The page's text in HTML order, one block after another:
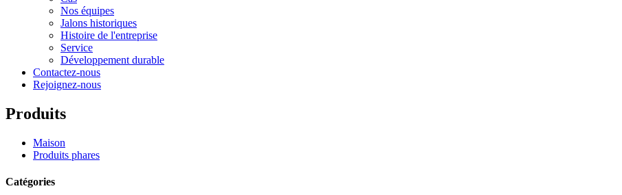
Nos équipes
Jalons historiques
Histoire de l'entreprise
Service
Développement durable
Contactez-nous
Rejoignez-nous
Produits
Maison
Produits phares
Catégories